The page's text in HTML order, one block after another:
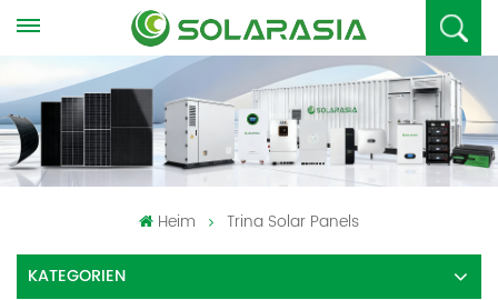
Heim Trina Solar Panels
KATEGORIEN